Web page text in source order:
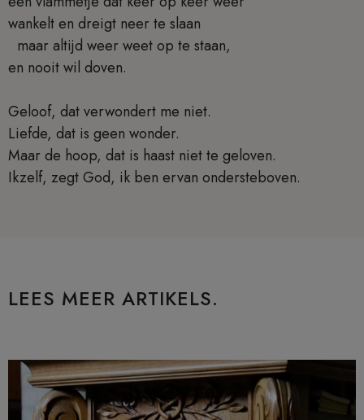
wankelt en dreigt neer te slaan
maar altijd weer weet op te staan,
en nooit wil doven.
Geloof, dat verwondert me niet.
Liefde, dat is geen wonder.
Maar de hoop, dat is haast niet te geloven.
Ikzelf, zegt God, ik ben ervan ondersteboven.
LEES MEER ARTIKELS.